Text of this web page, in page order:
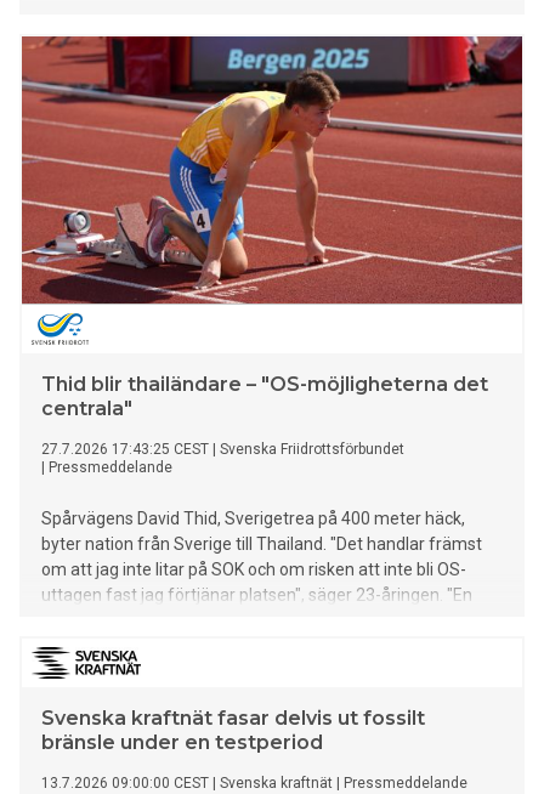
Thid blir thailändare – "OS-möjligheterna det
centrala"
27.7.2026 17:43:25 CEST
Svenska Friidrottsförbundet
Pressmeddelande
Spårvägens David Thid, Sverigetrea på 400 meter häck,
byter nation från Sverige till Thailand. "Det handlar främst
om att jag inte litar på SOK och om risken att inte bli OS-
uttagen fast jag förtjänar platsen", säger 23-åringen. "En
Davids dröm om att få springa OS och att förutsättningarna
att bli uttagen är bättre i Thailand än de för närvarande är i
Svenska kraftnät fasar delvis ut fossilt
bränsle under en testperiod
13.7.2026 09:00:00 CEST Svenska kraftnät Pressmeddelande